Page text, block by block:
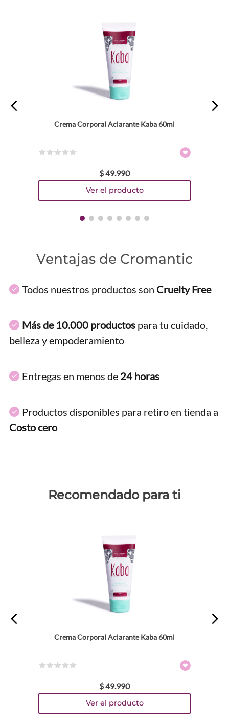
Crema Corporal Aclarante Kaba 60ml
$49.990
Ventajas de Cromantic
Todos nuestros productos son Cruelty Free
Más de 10.000 productos para tu cuidado,
belleza y empoderamiento
Entregas en menos de 24 horas
Productos disponibles para retiro en tienda a
Costo cero
Recomendado para ti
Crema Corporal Aclarante Kaba 60ml
$49.990